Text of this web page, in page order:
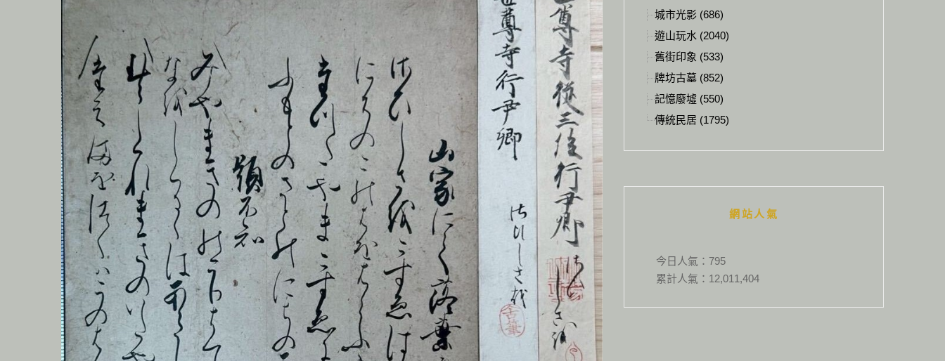
城市光影 (686)
遊山玩水 (2040)
舊街印象 (533)
牌坊古墓 (852)
記憶廢墟 (550)
傳統民居 (1795)
網站人氣
今日人氣： 795
累計人氣： 12,011,404